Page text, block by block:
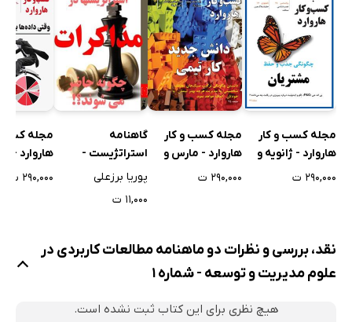
مجله کسب و کار
هاروارد - ژانویه و
فوریه 2017
۲۹۰,۰۰۰ ت
مجله کسب و کار
هاروارد - مارس و
آوریل 2017
۲۹۰,۰۰۰ ت
گاهنامه
استراتژیست -
شماره 3
پوریا برزعلی
۱۱,۰۰۰ ت
مجله کسب
هاروارد -
فوریه 2020
۲۹۰,۰۰۰ ت
نقد، بررسی و نظرات دو ماهنامه‌ مطالعات کاربردی در
علوم مدیریت و توسعه - شماره 1
هیچ نظری برای این کتاب ثبت نشده است.